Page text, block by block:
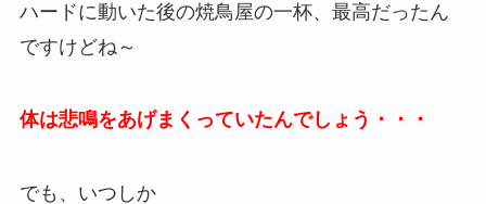
ハードに動いた後の焼鳥屋の一杯、最高だったん
ですけどね～
体は悲鳴をあげまくっていたんでしょう・・・
でも、いつしか